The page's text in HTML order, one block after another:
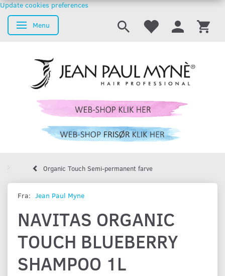
Update cookies preferences
Skifte navigation
Menu
Organic Touch Semi-permanent farve
Fra: Jean Paul Myne
NAVITAS ORGANIC
TOUCH BLUEBERRY
SHAMPOO 1L